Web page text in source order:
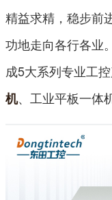
精益求精，稳步前
功地走向各行各业
成5大系列专业工
机、工业平板一体